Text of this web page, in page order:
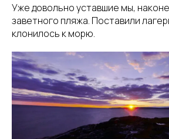
Уже довольно уставшие мы,
заветного пляжа. Поставили
клонилось к морю.